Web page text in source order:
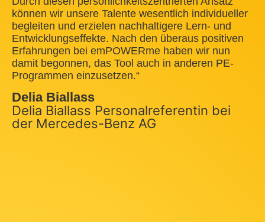
können wir unsere Talente wesentlich individueller
begleiten und erzielen nachhaltigere Lern- und
Entwicklungseffekte. Nach den überaus positiven
Erfahrungen bei emPOWERme haben wir nun
damit begonnen, das Tool auch in anderen PE-
Programmen einzusetzen.“
Delia Biallass
Delia Biallass Personalreferentin bei
der Mercedes-Benz AG